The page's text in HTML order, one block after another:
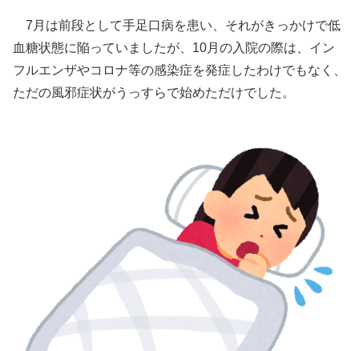
7月は前段として手足口病を患い、それがきっかけで低
血糖状態に陥っていましたが、10月の入院の際は、イン
フルエンザやコロナ等の感染症を発症したわけでもなく、
ただの風邪症状がうっすらで始めただけでした。